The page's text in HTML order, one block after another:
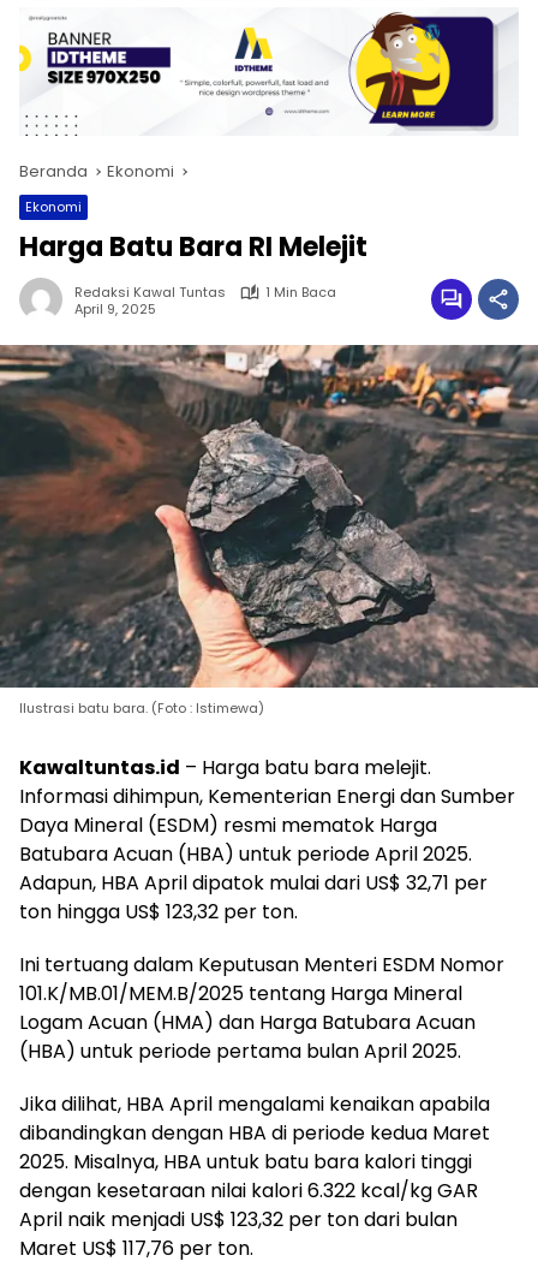
Beranda Ekonomi
Ekonomi
Harga Batu Bara RI Melejit
Redaksi Kawal Tuntas
1 Min Baca
April 9, 2025
Ilustrasi batu bara. (Foto : Istimewa)
Kawaltuntas.id – Harga batu bara melejit.
Informasi dihimpun, Kementerian Energi dan Sumber
Daya Mineral (ESDM) resmi mematok Harga
Batubara Acuan (HBA) untuk periode April 2025.
Adapun, HBA April dipatok mulai dari US$ 32,71 per
ton hingga US$ 123,32 per ton.
Ini tertuang dalam Keputusan Menteri ESDM Nomor
101.K/MB.01/MEM.B/2025 tentang Harga Mineral
Logam Acuan (HMA) dan Harga Batubara Acuan
(HBA) untuk periode pertama bulan April 2025.
Jika dilihat, HBA April mengalami kenaikan apabila
dibandingkan dengan HBA di periode kedua Maret
2025. Misalnya, HBA untuk batu bara kalori tinggi
dengan kesetaraan nilai kalori 6.322 kcal/kg GAR
April naik menjadi US$ 123,32 per ton dari bulan
Maret US$ 117,76 per ton.